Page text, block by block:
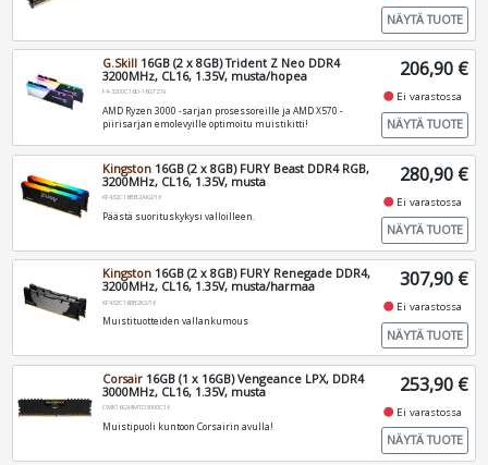
NÄYTÄ TUOTE
G.Skill 16GB (2 x 8GB) Trident Z Neo DDR4
3200MHz, CL16, 1.35V, musta/hopea
F4-3200C16D-16GTZN
AMD Ryzen 3000 -sarjan prosessoreille ja AMD X570 -
piirisarjan emolevyille optimoitu muistikitti!
206,90 €
fiber_manual_record Ei varastossa
NÄYTÄ TUOTE
Kingston 16GB (2 x 8GB) FURY Beast DDR4 RGB,
3200MHz, CL16, 1.35V, musta
KF432C16BB2AK2/16
Päästä suorituskykysi valloilleen.
280,90 €
fiber_manual_record Ei varastossa
NÄYTÄ TUOTE
Kingston 16GB (2 x 8GB) FURY Renegade DDR4,
3200MHz, CL16, 1.35V, musta/harmaa
KF432C16RB2K2/16
Muistituotteiden vallankumous
307,90 €
fiber_manual_record Ei varastossa
NÄYTÄ TUOTE
Corsair 16GB (1 x 16GB) Vengeance LPX, DDR4
3000MHz, CL16, 1.35V, musta
CMK16GX4M1D3000C16
Muistipuoli kuntoon Corsairin avulla!
253,90 €
fiber_manual_record Ei varastossa
NÄYTÄ TUOTE